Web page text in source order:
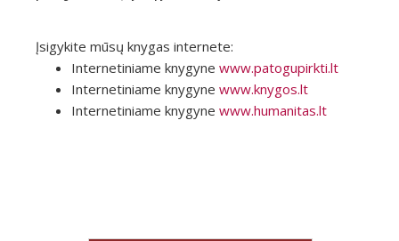
Įsigykite mūsų knygas internete:
Internetiniame knygyne www.patogupirkti.lt
Internetiniame knygyne www.knygos.lt
Internetiniame knygyne www.humanitas.lt